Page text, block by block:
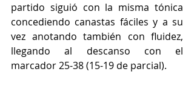
partido siguió con la misma tónica
concediendo canastas fáciles y a su
vez anotando también con fluidez,
llegando al descanso con el
marcador 25-38 (15-19 de parcial).